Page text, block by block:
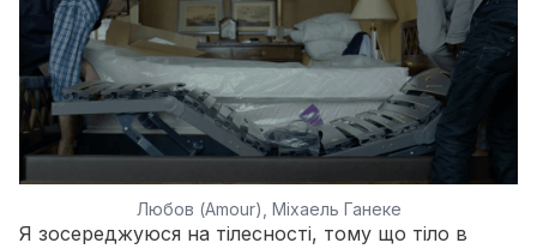
Любов (Amour), Міхаель Ганеке
Я зосереджуюся на тілесності, тому що тіло в